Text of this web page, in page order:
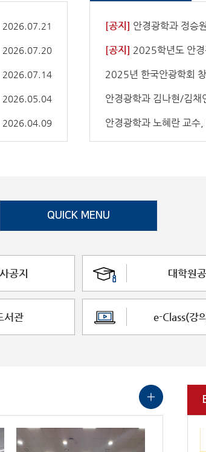
2026.07.21
2026.07.20
2026.07.14
2026.05.04
2026.04.09
[공지] 안경광학과 정승원/양영은/김채연
[공지] 2025학년도 안경
2025년 한국안광학회
안경광학과 노혜란 교수
QUICK MENU
공지 대학원
서관 e-Class(강